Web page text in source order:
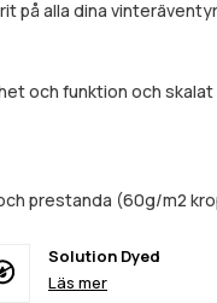
på alla dina
och funktion och
prestanda (60g/m2
Solution Dyed
Läs mer